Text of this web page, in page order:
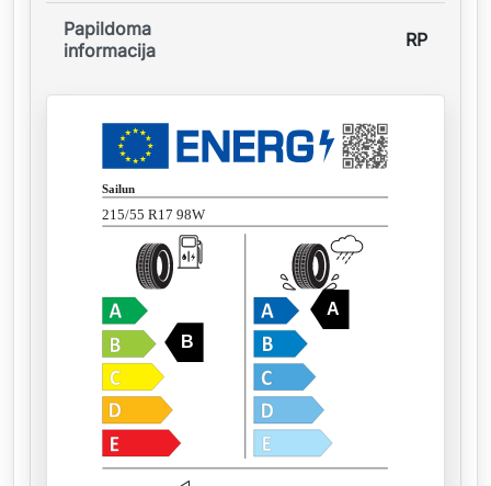
Papildoma
informacija
RP
Sailun
215/55 R17 98W
B
A